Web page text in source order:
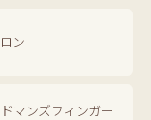
ン
マンズフィンガー